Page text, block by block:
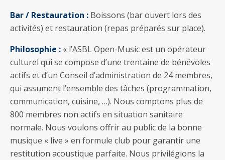
Bar / Restauration : Boissons (bar ouvert lors des
activités) et restauration (repas préparés sur place).
Philosophie : « l’ASBL Open-Music est un opérateur
culturel qui se compose d’une trentaine de bénévoles
actifs et d’un Conseil d’administration de 24 membres,
qui assument l’ensemble des tâches (programmation,
communication, cuisine, …). Nous comptons plus de
800 membres non actifs en situation sanitaire
normale. Nous voulons offrir au public de la bonne
musique « live » en formule club pour garantir une
restitution acoustique parfaite. Nous privilégions la